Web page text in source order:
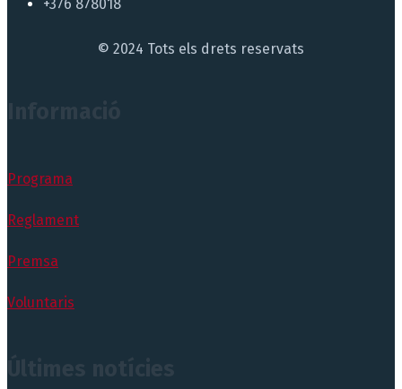
+376 878018
© 2024 Tots els drets reservats
Programa
Reglament
Premsa
Voluntaris